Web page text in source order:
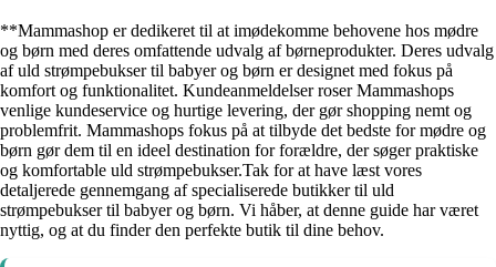
**Mammashop er dedikeret til at imødekomme behovene hos mødre
og børn med deres omfattende udvalg af børneprodukter. Deres udvalg
af uld strømpebukser til babyer og børn er designet med fokus på
komfort og funktionalitet. Kundeanmeldelser roser Mammashops
venlige kundeservice og hurtige levering, der gør shopping nemt og
problemfrit. Mammashops fokus på at tilbyde det bedste for mødre og
børn gør dem til en ideel destination for forældre, der søger praktiske
og komfortable uld strømpebukser.Tak for at have læst vores
detaljerede gennemgang af specialiserede butikker til uld
strømpebukser til babyer og børn. Vi håber, at denne guide har været
nyttig, og at du finder den perfekte butik til dine behov.